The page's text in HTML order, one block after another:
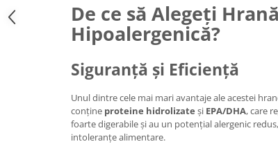
De ce să Alegeți
Hipoalergenică?
Siguranță și Eficiență
Unul dintre cele mai mari avantaje ale acestei
conține proteine hidrolizate și EPA/DHA, care
foarte digerabile și au un potențial alergenic
intoleranțe alimentare.